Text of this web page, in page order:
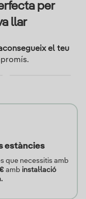
per
llar
el teu
estàncies
que necessitis amb
amb instal·lació